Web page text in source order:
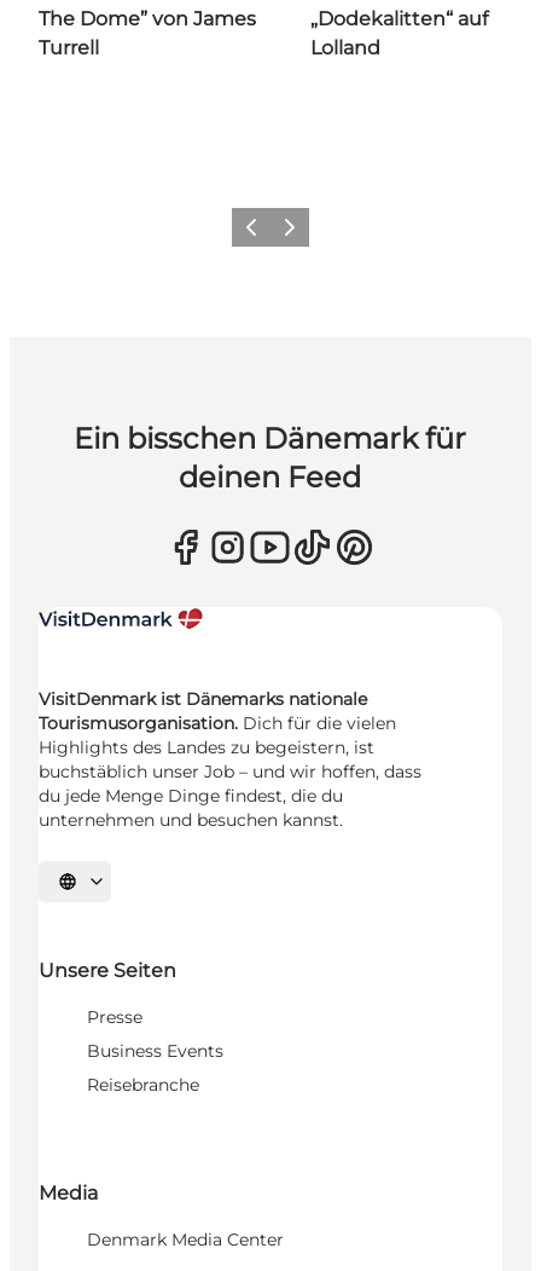
The Dome” von James
Turrell
„Dodekalitten“ auf
Lolland
ZurückWeiter
Ein bisschen Dänemark für
deinen Feed
VisitDenmark ist Dänemarks nationale
Tourismusorganisation. Dich für die vielen
Highlights des Landes zu begeistern, ist
buchstäblich unser Job – und wir hoffen, dass
du jede Menge Dinge findest, die du
unternehmen und besuchen kannst.
Sprache auswählen
Unsere Seiten
Presse
Business Events
Reisebranche
Media
Denmark Media Center